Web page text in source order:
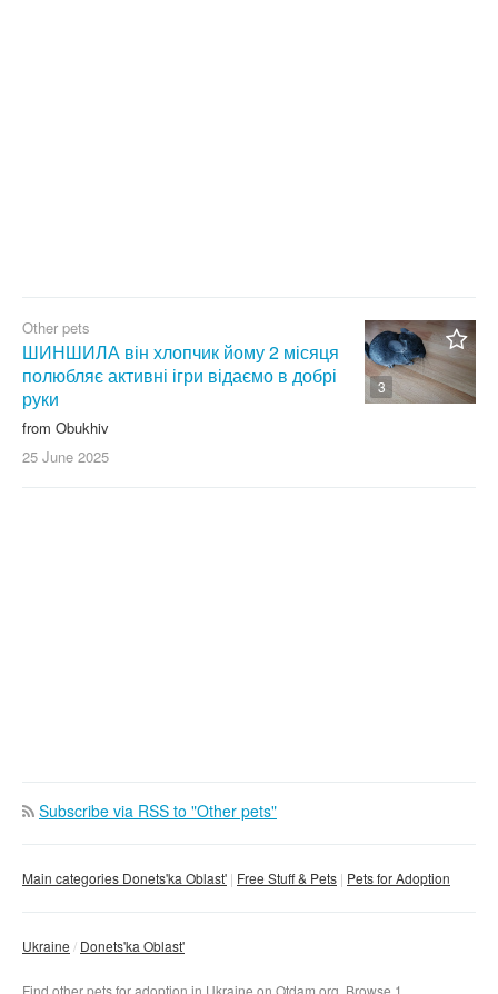
3
Other pets
ШИНШИЛА він хлопчик йому 2 місяця
полюбляє активні ігри відаємо в добрі
руки
from Obukhiv
25 June 2025
Subscribe via RSS to "Other pets"
Main categories Donets'ka Oblast' Free Stuff & Pets Pets for Adoption
Ukraine Donets'ka Oblast'
Find other pets for adoption in Ukraine on Otdam.org. Browse 1